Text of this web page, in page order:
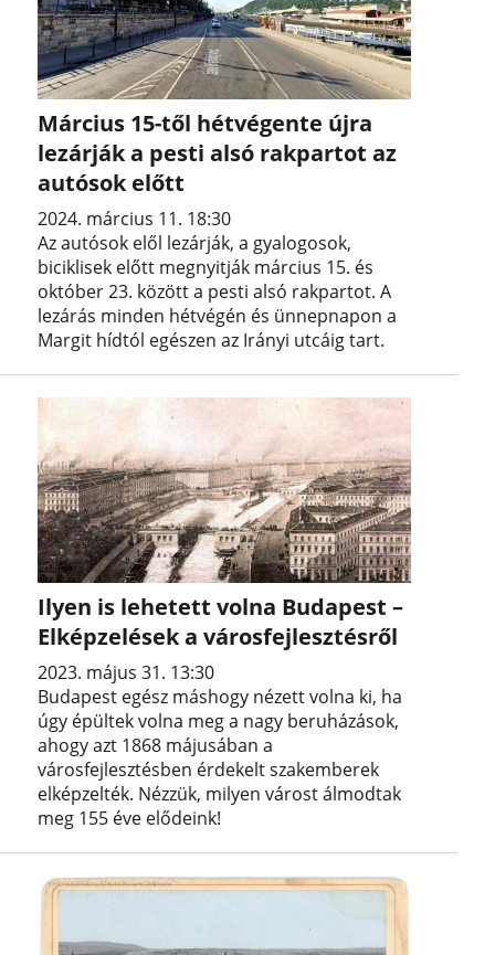
Március 15-től hétvégente újra
lezárják a pesti alsó rakpartot az
autósok előtt
2024. március 11. 18:30
Az autósok elől lezárják, a gyalogosok,
biciklisek előtt megnyitják március 15. és
október 23. között a pesti alsó rakpartot. A
lezárás minden hétvégén és ünnepnapon a
Margit hídtól egészen az Irányi utcáig tart.
Ilyen is lehetett volna Budapest –
Elképzelések a városfejlesztésről
2023. május 31. 13:30
Budapest egész máshogy nézett volna ki, ha
úgy épültek volna meg a nagy beruházások,
ahogy azt 1868 májusában a
városfejlesztésben érdekelt szakemberek
elképzelték. Nézzük, milyen várost álmodtak
meg 155 éve elődeink!